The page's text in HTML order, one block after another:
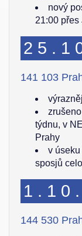
nový
21:00 přes
141 103
týdnu, v
Prahy
v
sposjů
144 530